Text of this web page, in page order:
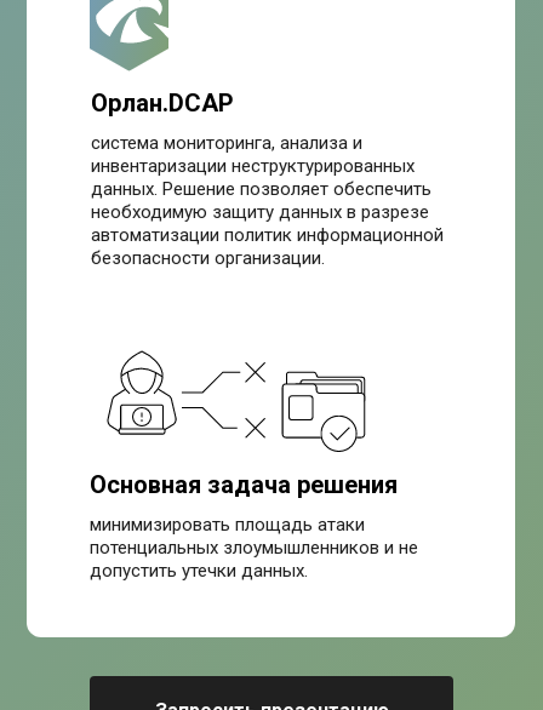
Основная задача решения
минимизировать площадь атаки
потенциальных злоумышленников и не
допустить утечки данных.
Орлан.DCAP
система мониторинга, анализа и
инвентаризации неструктурированных
данных. Решение позволяет обеспечить
необходимую защиту данных в разрезе
автоматизации политик информационной
безопасности организации.